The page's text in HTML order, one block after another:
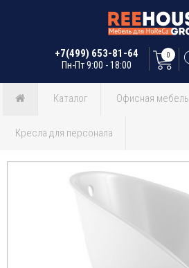
+7(499) 653-81-64
Пн-Пт 9:00 - 18:00
0
Каталог Офисная мебель
Кресла для персонала